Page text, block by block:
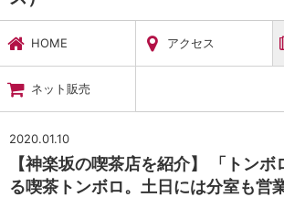
HOME アクセス
ネット販売
2020.01.10
【神楽坂の喫茶店を紹介】 「トン
る喫茶トンボロ。土日には分室も営